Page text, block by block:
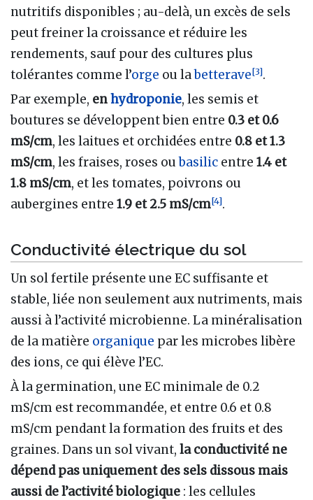
nutritifs disponibles ; au-delà, un excès de sels
peut freiner la croissance et réduire les
rendements, sauf pour des cultures plus
tolérantes comme l’orge ou labetterave[3].
Par exemple, enhydroponie, les semis et
boutures se développent bien entre 0.3 et 0.6
mS/cm, les laitues et orchidées entre 0.8 et 1.3
mS/cm, les fraises, roses oubasilic entre 1.4 et
1.8 mS/cm, et les tomates, poivrons ou
aubergines entre 1.9 et 2.5 mS/cm[4].
Conductivité électrique du sol
Un sol fertile présente une EC suffisante et
stable, liée non seulement aux nutriments, mais
aussi à l’activité microbienne. La minéralisation
de la matière organique par les microbes libère
des ions, ce qui élève l’EC.
À la germination, une EC minimale de 0.2
mS/cm est recommandée, et entre 0.6 et 0.8
mS/cm pendant la formation des fruits et des
graines. Dans un sol vivant, la conductivité ne
dépend pas uniquement des sels dissous mais
aussi de l’activité biologique : les cellules